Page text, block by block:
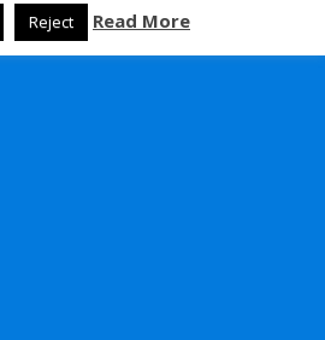
Reject Read More